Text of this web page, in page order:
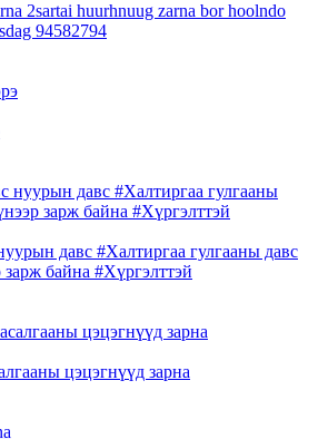
2sartai huurhnuug zarna bor hoolndo
94582794
давс #Халтиргаа гулгааны давс
байна #Хүргэлттэй
цэцэгнүүд зарна